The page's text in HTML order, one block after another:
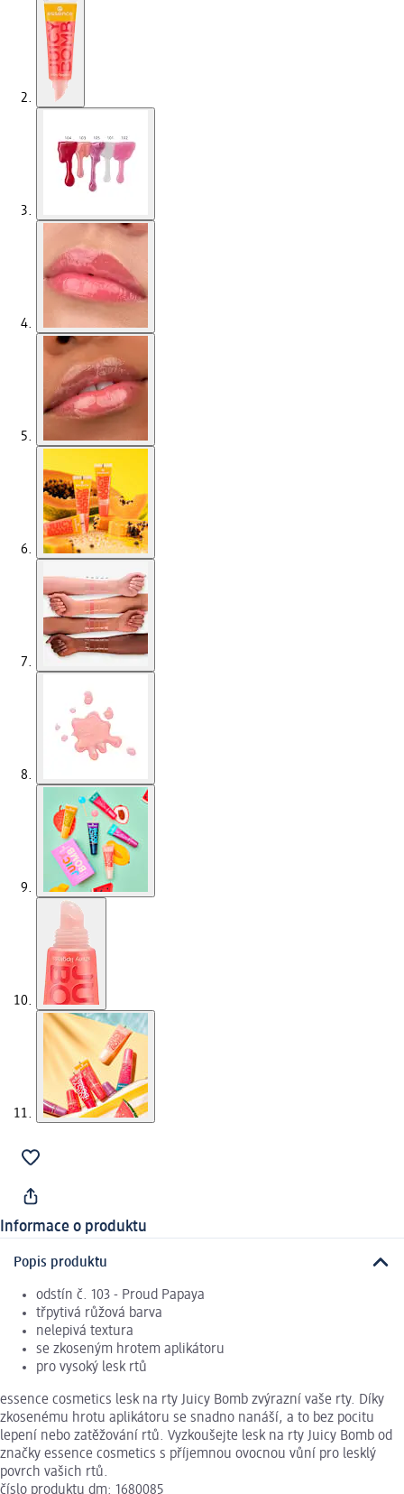
Informace o produktu
Popis produktu
odstín č. 103 - Proud Papaya
třpytivá růžová barva
nelepivá textura
se zkoseným hrotem aplikátoru
pro vysoký lesk rtů
essence cosmetics lesk na rty Juicy Bomb zvýrazní vaše rty. Díky
zkosenému hrotu aplikátoru se snadno nanáší, a to bez pocitu
lepení nebo zatěžování rtů. Vyzkoušejte lesk na rty Juicy Bomb od
značky essence cosmetics s příjemnou ovocnou vůní pro lesklý
povrch vašich rtů.
číslo produktu dm: 1680085